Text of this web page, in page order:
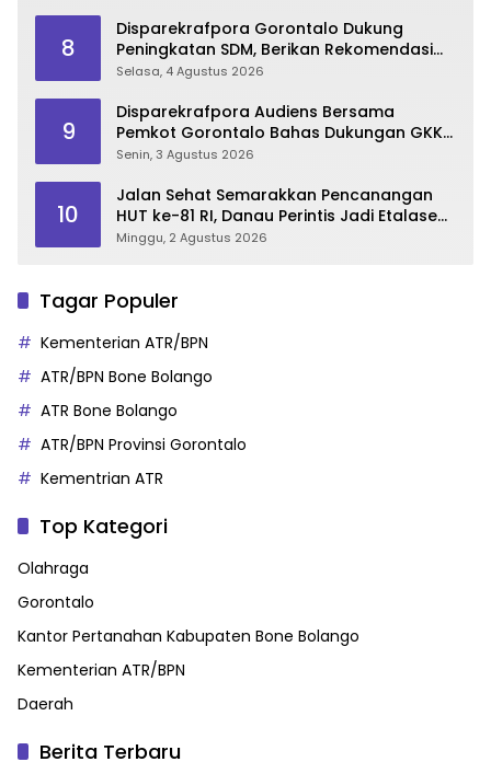
8
Disparekrafpora Gorontalo Dukung
Peningkatan SDM, Berikan Rekomendasi
Studi S3 bagi Pegawai
Selasa, 4 Agustus 2026
9
Disparekrafpora Audiens Bersama
Pemkot Gorontalo Bahas Dukungan GKK
2026
Senin, 3 Agustus 2026
10
Jalan Sehat Semarakkan Pencanangan
HUT ke-81 RI, Danau Perintis Jadi Etalase
Wisata Gorontalo
Minggu, 2 Agustus 2026
Tagar Populer
Kementerian ATR/BPN
ATR/BPN Bone Bolango
ATR Bone Bolango
ATR/BPN Provinsi Gorontalo
Kementrian ATR
Top Kategori
Olahraga
Gorontalo
Kantor Pertanahan Kabupaten Bone Bolango
Kementerian ATR/BPN
Daerah
Berita Terbaru